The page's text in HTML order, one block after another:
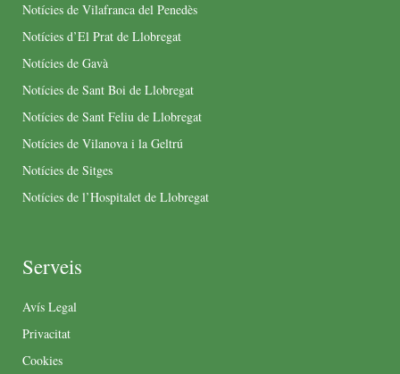
Notícies de Vilafranca del Penedès
Notícies d’El Prat de Llobregat
Notícies de Gavà
Notícies de Sant Boi de Llobregat
Notícies de Sant Feliu de Llobregat
Notícies de Vilanova i la Geltrú
Notícies de Sitges
Notícies de l’Hospitalet de Llobregat
Serveis
Avís Legal
Privacitat
Cookies